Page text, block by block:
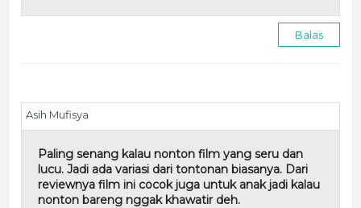
Balas
Asih Mufisya
Paling senang kalau nonton film yang seru dan
lucu. Jadi ada variasi dari tontonan biasanya. Dari
reviewnya film ini cocok juga untuk anak jadi kalau
nonton bareng nggak khawatir deh.